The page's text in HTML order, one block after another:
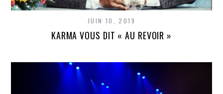
JUIN 10, 2019
KARMA VOUS DIT « AU REVOIR »